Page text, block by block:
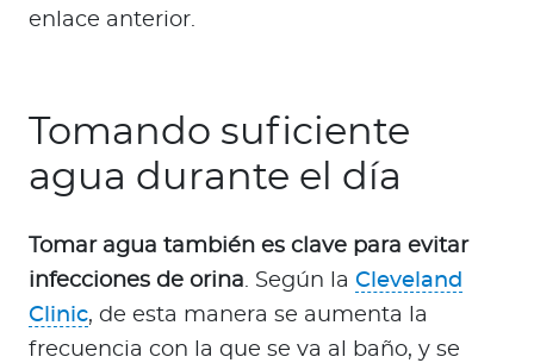
enlace anterior.
Tomando suficiente
agua durante el día
Tomar agua también es clave para evitar
infecciones de orina. Según la Cleveland
Clinic, de esta manera se aumenta la
frecuencia con la que se va al baño, y se